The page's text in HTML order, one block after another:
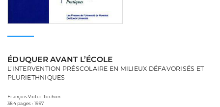
ÉDUQUER AVANT L’ÉCOLE
L’INTERVENTION PRÉSCOLAIRE EN MILIEUX DÉFAVORISÉS ET
PLURIETHNIQUES
François Victor Tochon
384 pages • 1997